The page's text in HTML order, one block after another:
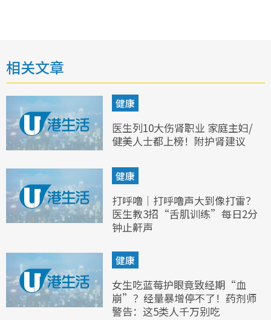
相关文章
健康
医生列10大伤肾职业 家庭主妇/
健美人士都上榜！附护肾建议
健康
打呼噜｜打呼噜声大到像打雷？
医生教3招“舌肌训练”每日2分
钟止鼾声
健康
女生吃蓝莓护眼竟致经期“血
崩”？经量暴增停不了！药剂师
警告：这5类人千万别吃